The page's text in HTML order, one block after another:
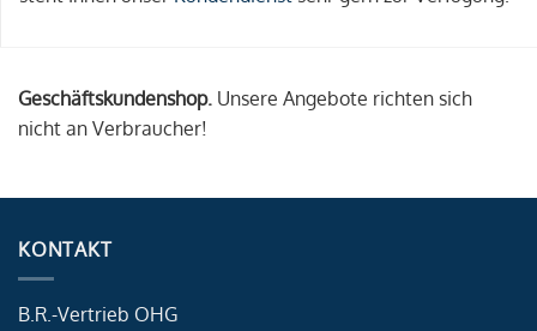
Geschäftskundenshop. Unsere Angebote richten sich
nicht an Verbraucher!
KONTAKT
B.R.-Vertrieb OHG